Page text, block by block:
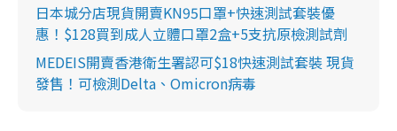
日本城分店現貨開賣KN95口罩+快速測試套裝優
惠！$128買到成人立體口罩2盒+5支抗原檢測試劑
MEDEIS開賣香港衛生署認可$18快速測試套裝 現貨
發售！可檢測Delta、Omicron病毒